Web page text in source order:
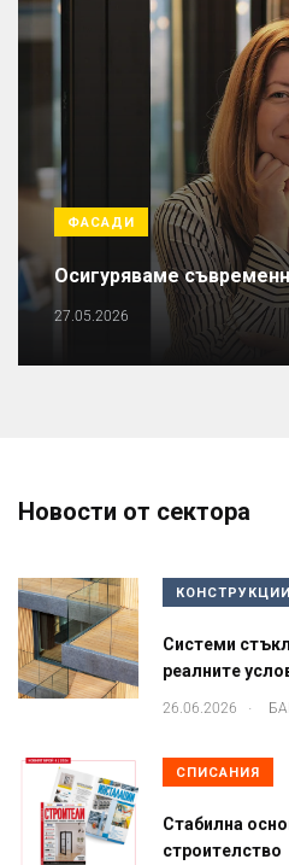
ФАСАДИ
Осигуряваме
27.05.2026
Новости от сектора
КОНСТРУКЦИИ
Системи
реалните
26.06.2026 .
СПИСАНИЯ
Стабилна
строителство